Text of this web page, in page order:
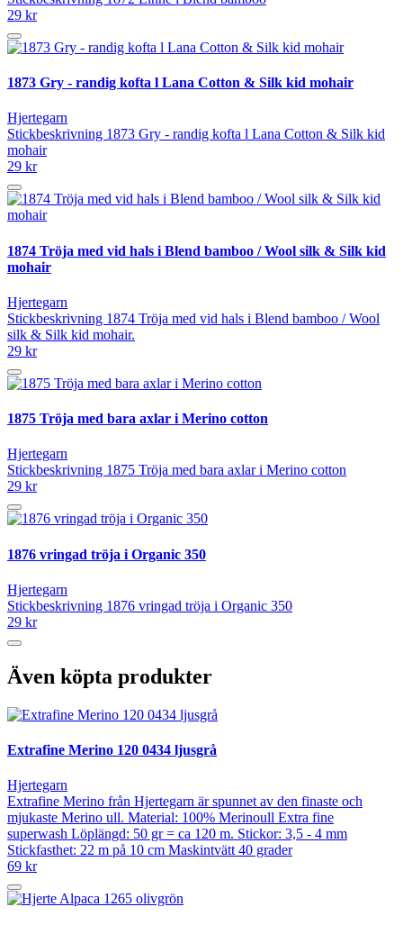
29 kr
1873 Gry - randig kofta l Lana Cotton & Silk kid mohair
Hjertegarn
Stickbeskrivning 1873 Gry - randig kofta l Lana Cotton & Silk kid
mohair
29 kr
1874 Tröja med vid hals i Blend bamboo / Wool silk & Silk kid
mohair
Hjertegarn
Stickbeskrivning 1874 Tröja med vid hals i Blend bamboo / Wool
silk & Silk kid mohair.
29 kr
1875 Tröja med bara axlar i Merino cotton
Hjertegarn
Stickbeskrivning 1875 Tröja med bara axlar i Merino cotton
29 kr
1876 vringad tröja i Organic 350
Hjertegarn
Stickbeskrivning 1876 vringad tröja i Organic 350
29 kr
Även köpta produkter
Extrafine Merino 120 0434 ljusgrå
Hjertegarn
Extrafine Merino från Hjertegarn är spunnet av den finaste och
mjukaste Merino ull. Material: 100% Merinoull Extra fine
superwash Löplängd: 50 gr = ca 120 m. Stickor: 3,5 - 4 mm
Stickfasthet: 22 m på 10 cm Maskintvätt 40 grader
69 kr